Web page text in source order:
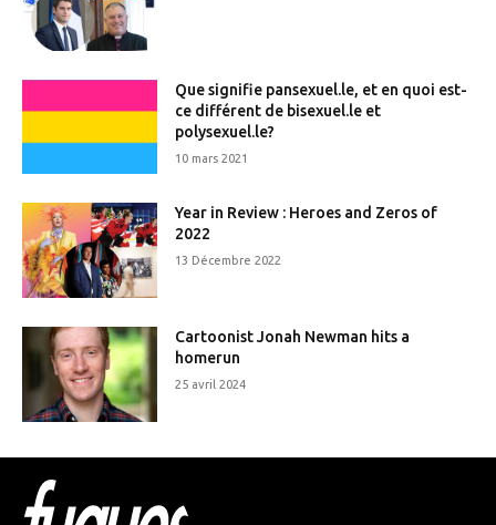
Que signifie pansexuel.le, et en quoi est-
ce différent de bisexuel.le et
polysexuel.le?
10 mars 2021
Year in Review : Heroes and Zeros of
2022
13 Décembre 2022
Cartoonist Jonah Newman hits a
homerun
25 avril 2024